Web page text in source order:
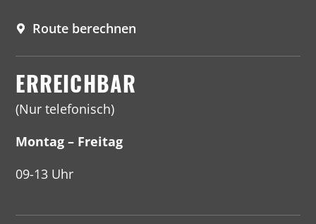
Route berechnen
ERREICHBAR
(Nur telefonisch)
Montag – Freitag
09-13 Uhr